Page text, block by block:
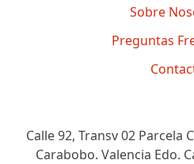
Sobre
Preguntas
Calle 92, Transv 02 Parcela
Carabobo. Valencia Edo.